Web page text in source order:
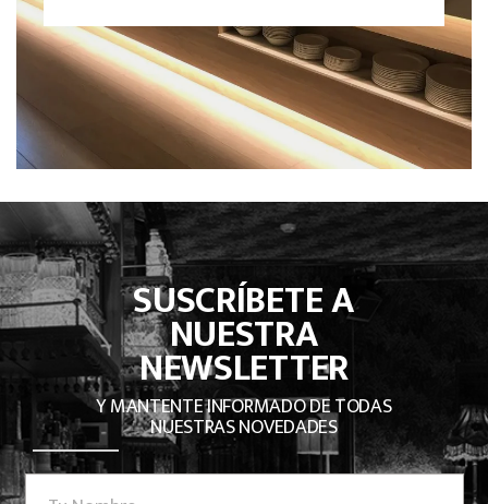
SUSCRÍBETE A
NUESTRA
NEWSLETTER
Y MANTENTE INFORMADO DE TODAS
NUESTRAS NOVEDADES